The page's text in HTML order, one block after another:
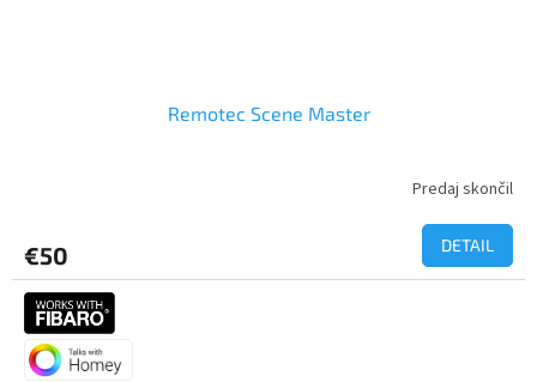
Remotec Scene Master
je
3,7
5
hviezdičiek.
Predaj skončil
€50 DETAIL